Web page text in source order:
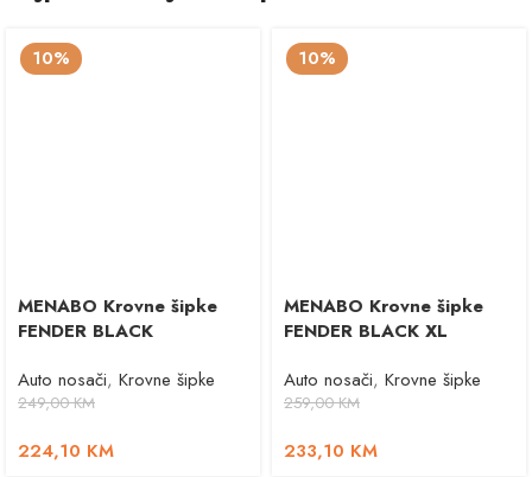
10%
MENABO Krovne šipke
FENDER BLACK
Auto nosači, Krovne šipke
249,00KM
224,10 KM
10%
MENABO Krovne šipke
FENDER BLACK XL
Auto nosači, Krovne šipke
259,00KM
233,10 KM